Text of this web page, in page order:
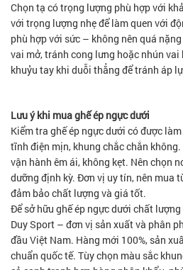
Chọn tạ có trọng lượng phù hợp với
với trọng lượng nhẹ để làm quen với
phù hợp với sức – không nên quá
vai mở, tránh cong lưng hoặc nhún
khuỷu tay khi duỗi thẳng để tránh áp
Lưu ý khi mua ghế ép ngực dưới
Kiểm tra ghế ép ngực dưới có được
tĩnh điện mịn, khung chắc chắn
vận hành êm ái, không kẹt. Nên chọn
dưỡng định kỳ. Đơn vị uy tín, nên mua
đảm bảo chất lượng và giá tốt.
Để sở hữu ghế ép ngực dưới chất
Duy Sport – đơn vị sản xuất và phân
đầu Việt Nam. Hàng mới 100%, sản
chuẩn quốc tế. Tùy chọn màu sắc